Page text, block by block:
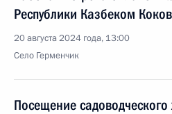
Республики Казбеком
20 августа 2024 года, 13:00
Село Герменчик
Посещение садоводческого